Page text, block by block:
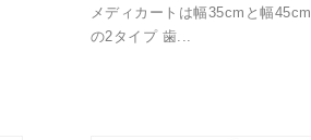
メディカートは幅35cmと幅45cm
の2タイプ 歯...